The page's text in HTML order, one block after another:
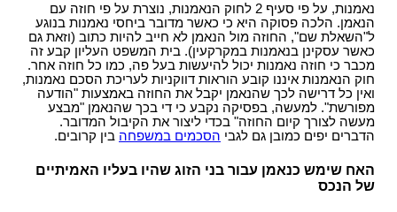
נאמנות, על פי סעיף 2 לחוק הנאמנות, נוצרת על פי חוזה עם
הנאמן. הלכה פסוקה היא כי כאשר מדובר ביחסי נאמנות בנוגע
ל"השאלת שם", החוזה מול הנאמן לא חייב להיות כתוב (וזאת גם
כאשר עסקינן בנאמנות במקרקעין). בית המשפט העליון קבע זה
מכבר כי חוזה נאמנות יכול להיעשות בעל פה, כמו כל חוזה אחר.
חוק הנאמנות איננו קובע הוראות דווקניות לעריכת הסכם נאמנות,
ואין כל דרישה לכך שהנאמן יקבל את החוזה באמצעות "הודעה
מפורשת". למעשה, בפסיקה נקבע כי די בכך שהנאמן "מבצע
מעשה לצורך קיום החוזה" בכדי ליצור את הקיבול המדובר.
הדברים יפים כמובן גם לגבי הסכמים במשפחה בין קרובים.
האח שימש כנאמן עבור בני הזוג שהיו בעליו האמיתיים
של הנכס